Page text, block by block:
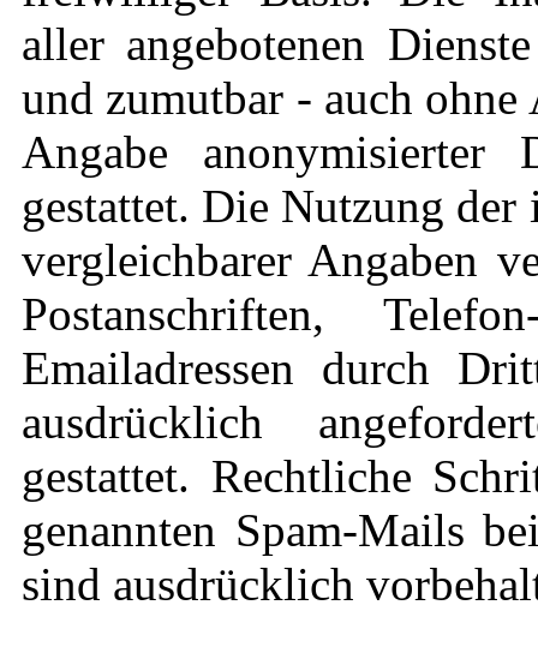
aller angebotenen
und zumutbar - auch
Angabe anonymisierter
gestattet. Die Nutzung der
vergleichbarer Angaben
Postanschriften,
Emailadressen durch
ausdrücklich
gestattet. Rechtliche
genannten Spam-Mails
sind ausdrücklich